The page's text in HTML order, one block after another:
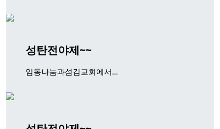
성탄전야제~~
임동나눔과섬김교회에서...